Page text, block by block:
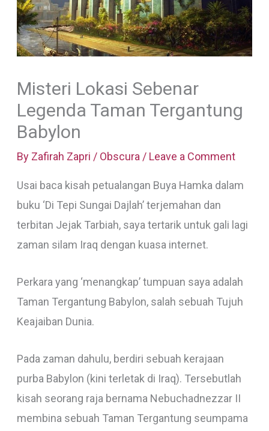
Misteri Lokasi Sebenar
Legenda Taman Tergantung
Babylon
By Zafirah Zapri / Obscura/ Leave a Comment
Usai baca kisah petualangan Buya Hamka dalam
buku ‘Di Tepi Sungai Dajlah’ terjemahan dan
terbitan Jejak Tarbiah, saya tertarik untuk gali lagi
zaman silam Iraq dengan kuasa internet.
Perkara yang ‘menangkap’ tumpuan saya adalah
Taman Tergantung Babylon, salah sebuah Tujuh
Keajaiban Dunia.
Pada zaman dahulu, berdiri sebuah kerajaan
purba Babylon (kini terletak di Iraq). Tersebutlah
kisah seorang raja bernama Nebuchadnezzar II
membina sebuah Taman Tergantung seumpama